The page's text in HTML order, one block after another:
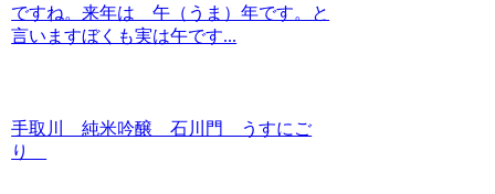
ですね。来年は 午（うま）年です。と
言いますぼくも実は午です...
手取川 純米吟醸 石川門 うすにご
り